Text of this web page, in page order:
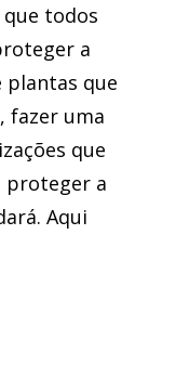
todos
a
que
fazer uma
que
proteger a
Aqui